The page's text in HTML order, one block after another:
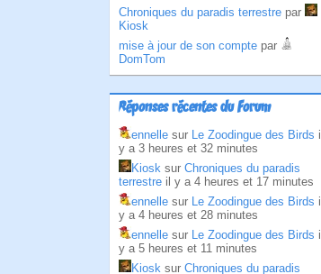
Chroniques du paradis terrestre par
Kiosk
mise à jour de son compte par
DomTom
Réponses récentes du Forum
ennelle sur Le Zoodingue des Birds il
y a 3 heures et 32 minutes
Kiosk sur Chroniques du paradis
terrestre il y a 4 heures et 17 minutes
ennelle sur Le Zoodingue des Birds il
y a 4 heures et 28 minutes
ennelle sur Le Zoodingue des Birds il
y a 5 heures et 11 minutes
Kiosk sur Chroniques du paradis